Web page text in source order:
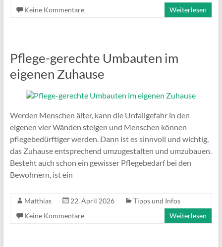
Keine Kommentare
Weiterlesen
Pflege-gerechte Umbauten im
eigenen Zuhause
Werden Menschen älter, kann die Unfallgefahr in den
eigenen vier Wänden steigen und Menschen können
pflegebedürftiger werden. Dann ist es sinnvoll und wichtig,
das Zuhause entsprechend umzugestalten und umzubauen.
Besteht auch schon ein gewisser Pflegebedarf bei den
Bewohnern, ist ein
Matthias 22. April 2026
Tipps und Infos
Keine Kommentare
Weiterlesen